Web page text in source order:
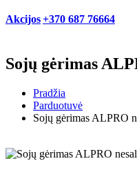
Akcijos+370 687 76664
Sojų gėrimas
Pradžia
Parduotuvė
Sojų gėrimas ALPRO